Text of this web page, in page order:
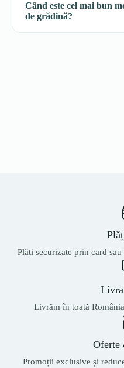
Când este cel mai bun
de grădină?
Plăți securizate prin card
Livrăm în toată
Oferte
Promoții exclusive și